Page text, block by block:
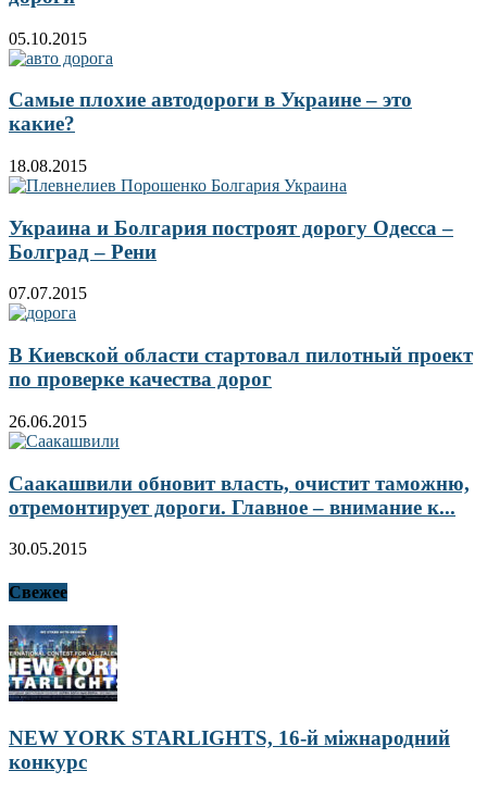
05.10.2015
Самые плохие автодороги в Украине – это
какие?
18.08.2015
Украина и Болгария построят дорогу Одесса –
Болград – Рени
07.07.2015
В Киевской области стартовал пилотный проект
по проверке качества дорог
26.06.2015
Саакашвили обновит власть, очистит таможню,
отремонтирует дороги. Главное – внимание к...
30.05.2015
Свежее
NEW YORK STARLIGHTS, 16-й міжнародний
конкурс